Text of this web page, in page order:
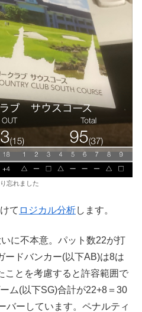
忘れました
て ロジカル分析します。
に不本意。パット数22が打
ードバンカー(以下AB)は8は
ことを考慮すると許容範囲で
ム(以下SG)合計が22+8＝30
バーしています。ペナルティ